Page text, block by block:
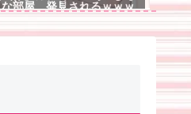
部屋、発見されるｗｗｗ